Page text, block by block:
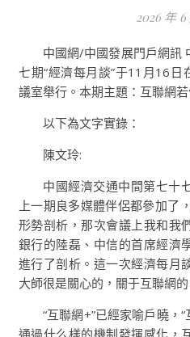
2026 年
中國網/中國發展門戶網訊 中國國際經濟交通中間第七十
七期“經濟每月談”于11月16
議室舉行。本期主題：互聯網
以下為文字實錄：
陳文玲:
中國經濟交通中間第七十
上一期良多媒體伴侶都參加了
形勢剖析，那次會議上我和我
銀行的陸磊、中信的首席經濟
進行了剖析。這一次經濟每月
大師很是關心的，關于互聯網的
“互聯網+”已經家喻戶曉，
通過什么樣的機制發揮感化，